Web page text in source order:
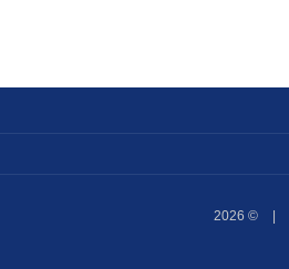
2026 ©